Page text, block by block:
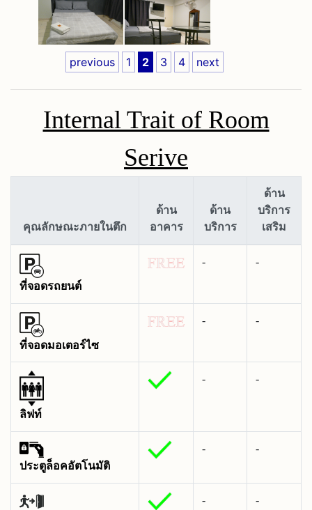
previous 1 2 3 4 next
Internal Trait of Room
Serive
คุณลักษณะภายในตึก
ด้าน
อาคาร
ด้าน
บริการ
ด้าน
บริการ
เสริม
ที่จอดรถยนต์
- -
ที่จอดมอเตอร์ไซ
- -
ลิฟท์
- -
ประตูล็อคอัตโนมัติ
- -
- -